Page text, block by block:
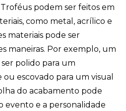
podem ser feitos em
como metal, acrílico e
materiais pode ser
maneiras. Por exemplo, um
polido para um
escovado para um visual
do acabamento pode
evento e a personalidade